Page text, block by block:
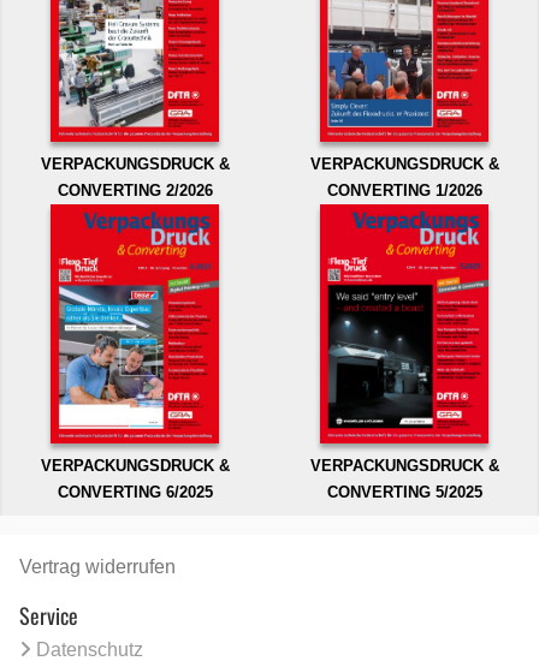
VERPACKUNGSDRUCK &
CONVERTING 2/2026
VERPACKUNGSDRUCK &
CONVERTING 1/2026
VERPACKUNGSDRUCK &
CONVERTING 6/2025
VERPACKUNGSDRUCK &
CONVERTING 5/2025
Vertrag widerrufen
Service
Datenschutz